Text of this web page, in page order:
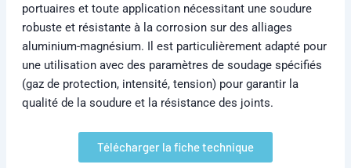
portuaires et toute application nécessitant une soudure
robuste et résistante à la corrosion sur des alliages
aluminium-magnésium. Il est particulièrement adapté pour
une utilisation avec des paramètres de soudage spécifiés
(gaz de protection, intensité, tension) pour garantir la
qualité de la soudure et la résistance des joints.
Télécharger la fiche technique